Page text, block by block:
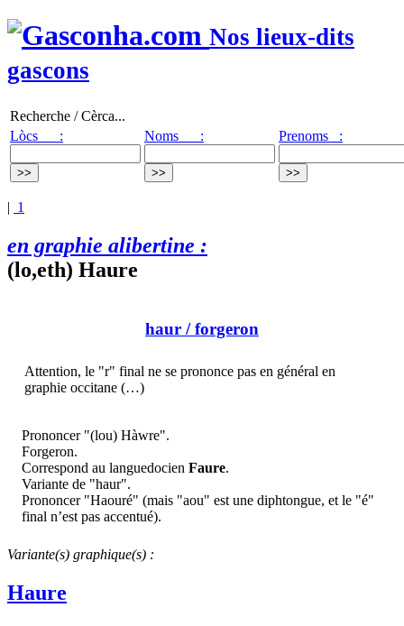
Nos lieux-dits
gascons
Recherche / Cèrca...
Lòcs :
Noms : Prenoms :
| 1
en graphie alibertine :
(lo,eth) Haure
haur / forgeron
Attention, le "r" final ne se prononce pas en général en
graphie occitane (…)
Prononcer "(lou) Hàwre".
Forgeron.
Correspond au languedocien Faure.
Variante de "haur".
Prononcer "Haouré" (mais "aou" est une diphtongue, et le "é"
final n’est pas accentué).
Variante(s) graphique(s) :
Haure